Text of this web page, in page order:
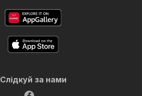
Слідкуй за нами